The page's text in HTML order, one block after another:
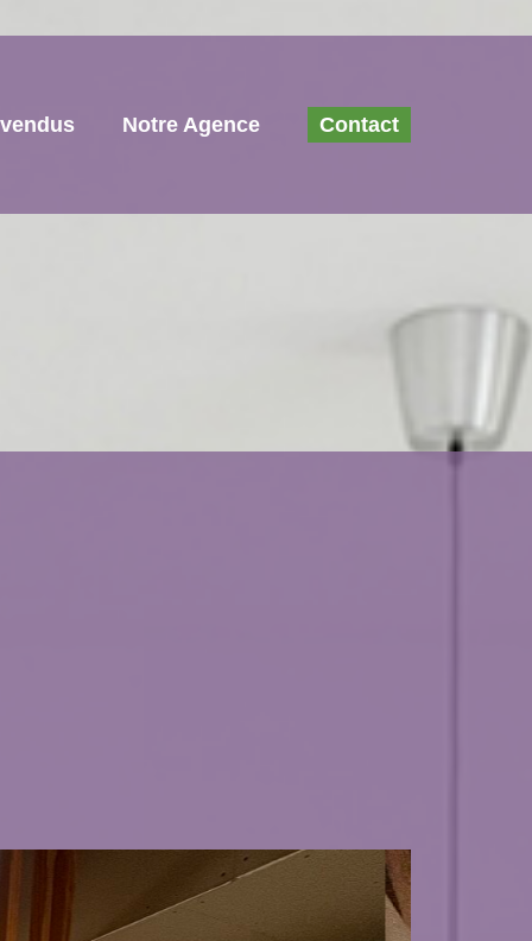
Notre Agence Contact